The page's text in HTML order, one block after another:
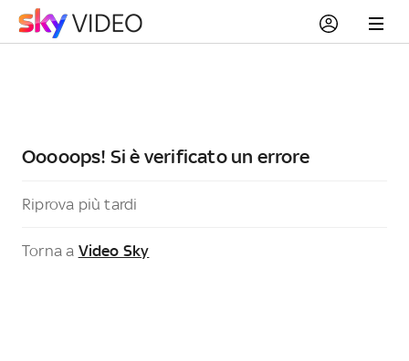
Ooooops! Si è verificato un errore
Riprova più tardi
Torna a Video Sky